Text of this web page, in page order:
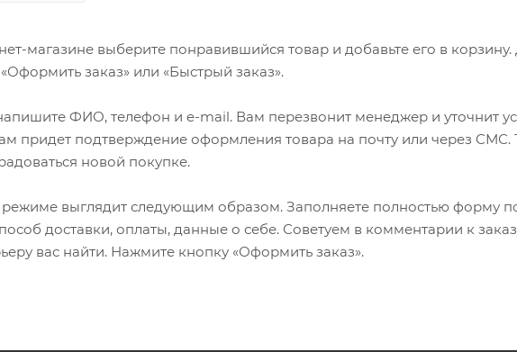
магазине выберите понравившийся товар и добавьте его в корзину.
заказ» или «Быстрый заказ».
ФИО, телефон и e-mail. Вам перезвонит менеджер и уточнит
придет подтверждение оформления товара на почту или через СМС.
новой покупке.
выглядит следующим образом. Заполняете полностью форму
доставки, оплаты, данные о себе. Советуем в комментарии к
вас найти. Нажмите кнопку «Оформить заказ».